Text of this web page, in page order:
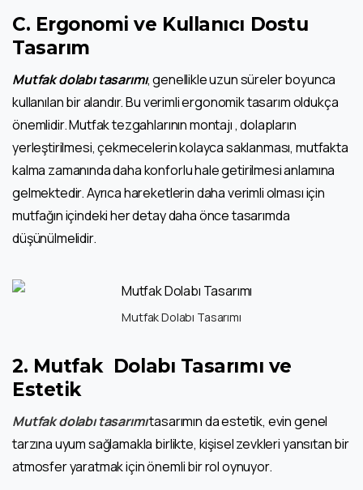
C. Ergonomi ve Kullanıcı Dostu
Tasarım
Mutfak dolabıtasarımı, genellikle uzun süreler boyunca
kullanılan bir alandır. Bu verimli ergonomik tasarım oldukça
önemlidir. Mutfak tezgahlarının montajı , dolapların
yerleştirilmesi, çekmecelerin kolayca saklanması, mutfakta
kalma zamanında daha konforlu hale getirilmesi anlamına
gelmektedir. Ayrıca hareketlerin daha verimli olması için
mutfağın içindeki her detay daha önce tasarımda
düşünülmelidir.
Mutfak Dolabı Tasarımı
2. Mutfak Dolabı Tasarımı ve
Estetik
Mutfak dolabı tasarımıtasarımın da estetik, evin genel
tarzına uyum sağlamakla birlikte, kişisel zevkleri yansıtan bir
atmosfer yaratmak için önemli bir rol oynuyor.